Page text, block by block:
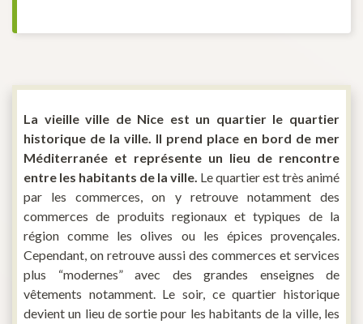
La vieille ville de Nice est un quartier le quartier
historique de la ville. Il prend place en bord de mer
Méditerranée et représente un lieu de rencontre
entre les habitants de la ville. Le quartier est très animé
par les commerces, on y retrouve notamment des
commerces de produits regionaux et typiques de la
région comme les olives ou les épices provençales.
Cependant, on retrouve aussi des commerces et services
plus “modernes” avec des grandes enseignes de
vêtements notamment. Le soir, ce quartier historique
devient un lieu de sortie pour les habitants de la ville, les